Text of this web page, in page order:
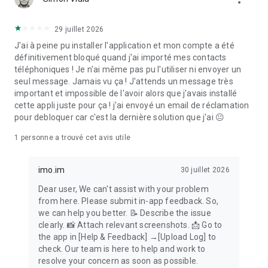
29 juillet 2026
J'ai à peine pu installer l'application et mon compte a été
définitivement bloqué quand j'ai importé mes contacts
téléphoniques ! Je n'ai même pas pu l'utiliser ni envoyer un
seul message. Jamais vu ça ! J'attends un message très
important et impossible de l'avoir alors que j'avais installé
cette appli juste pour ça ! j'ai envoyé un email de réclamation
pour debloquer car c'est la dernière solution que j'ai 😐
1 personne a trouvé cet avis utile
imo.im 30 juillet 2026
Dear user, We can't assist with your problem
from here. Please submit in-app feedback. So,
we can help you better. 📝 Describe the issue
clearly. 📸 Attach relevant screenshots. 📩 Go to
the app in [Help & Feedback] →[Upload Log] to
check. Our team is here to help and work to
resolve your concern as soon as possible.